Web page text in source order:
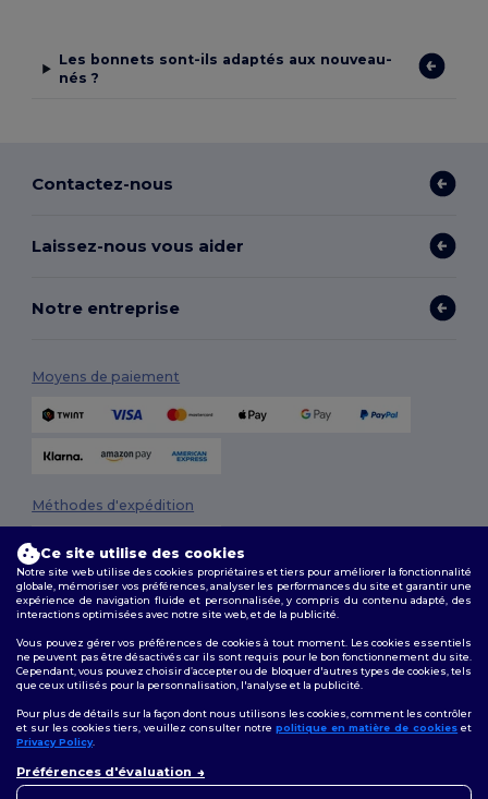
Les bonnets sont-ils adaptés aux nouveau-
nés ?
Contactez-nous
Laissez-nous vous aider
Notre entreprise
Moyens de paiement
Méthodes d'expédition
Conditions Générales|Politique de personnalisation
Confidentialité|Politique de Cookies|Plan du Site
Suivez-nous
Ce site utilise des cookies
Notre site web utilise des cookies propriétaires et tiers pour améliorer la fonctionnalité
globale, mémoriser vos préférences, analyser les performances du site et garantir une
expérience de navigation fluide et personnalisée, y compris du contenu adapté, des
interactions optimisées avec notre site web, et de la publicité.
Vous pouvez gérer vos préférences de cookies à tout moment. Les cookies essentiels
ne peuvent pas être désactivés car ils sont requis pour le bon fonctionnement du site.
Cependant, vous pouvez choisir d’accepter ou de bloquer d'autres types de cookies, tels
que ceux utilisés pour la personnalisation, l'analyse et la publicité.
Pour plus de détails sur la façon dont nous utilisons les cookies, comment les contrôler
et sur les cookies tiers, veuillez consulter notre politique en matière de cookies et
Privacy Policy.
Préférences d'évaluation